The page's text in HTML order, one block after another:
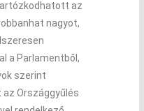
az
nagyot,
a Parlamentből,
szerint
Országgyűlés